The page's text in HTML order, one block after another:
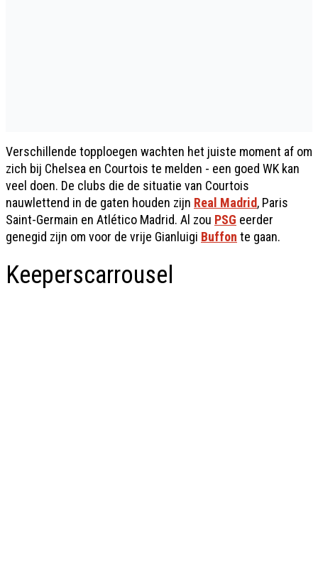
Verschillende topploegen wachten het juiste moment af om
zich bij Chelsea en Courtois te melden - een goed WK kan
veel doen. De clubs die de situatie van Courtois
nauwlettend in de gaten houden zijn Real Madrid, Paris
Saint-Germain en Atlético Madrid. Al zou PSG eerder
genegid zijn om voor de vrije Gianluigi Buffon te gaan.
Keeperscarrousel